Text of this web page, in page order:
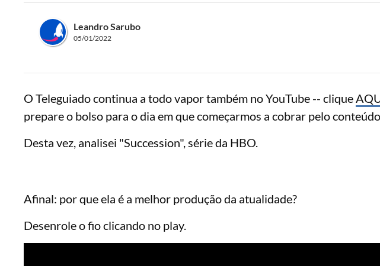
Leandro Sarubo
05/01/2022
O Teleguiado continua a todo vapor também no YouTube -- clique
prepare o bolso para o dia em que começarmos a cobrar pelo
Desta vez, analisei "Succession", série da HBO.
Afinal: por que ela é a melhor produção da atualidade?
Desenrole o fio clicando no play.